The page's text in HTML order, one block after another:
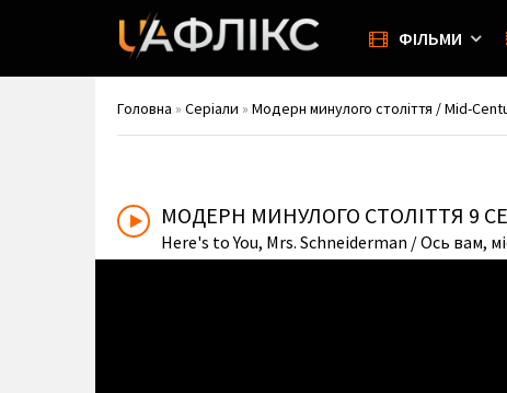
ФІЛЬМИ
Головна » Серіали » Модерн минулого століття / Mid-
МОДЕРН МИНУЛОГО СТОЛІТТЯ 9
Here's to You, Mrs. Schneiderman / Ось вам,